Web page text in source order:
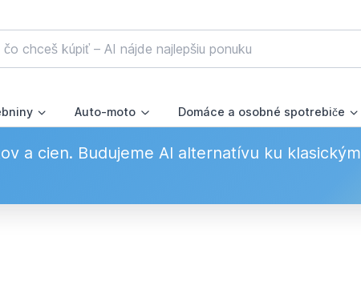
Auto-moto Domáce a osobné spotrebiče
a cien. Budujeme AI alternatívu ku klasickým